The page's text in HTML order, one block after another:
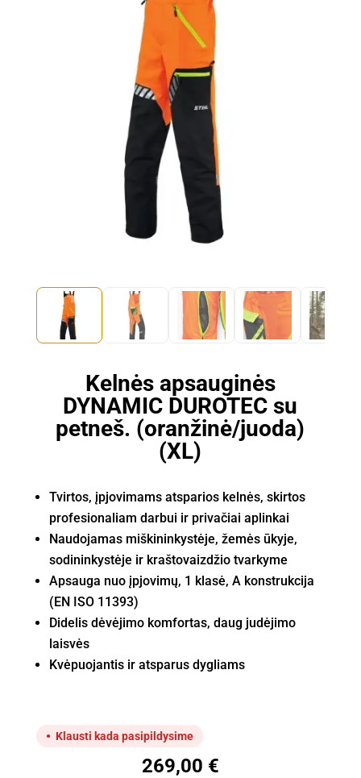
Kelnės apsauginės
DYNAMIC DUROTEC su
petneš. (oranžinė/juoda)
(XL)
Tvirtos, įpjovimams atsparios kelnės, skirtos
profesionaliam darbui ir privačiai aplinkai
Naudojamas miškininkystėje, žemės ūkyje,
sodininkystėje ir kraštovaizdžio tvarkyme
Apsauga nuo įpjovimų, 1 klasė, A konstrukcija
(EN ISO 11393)
Didelis dėvėjimo komfortas, daug judėjimo
laisvės
Kvėpuojantis ir atsparus dygliams
Klausti kada pasipildysime
269,00 €